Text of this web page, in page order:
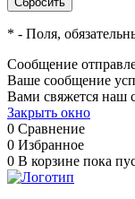
* - Поля,
Сообщение
Ваше сообщение
Вами свяжется наш
Закрыть окно
0 Сравнение
0 Избранное
0 В корзине пока